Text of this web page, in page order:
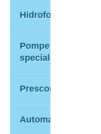
CONTACT
Plutitoare
Hidrofoare
Pompe
speciale
Prescontroale
Automatizări